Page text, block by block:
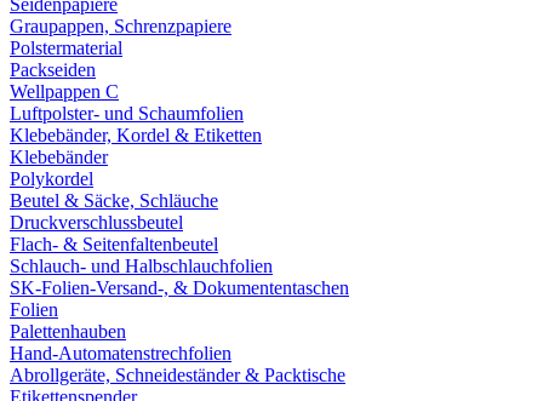
Seidenpapiere
Graupappen, Schrenzpapiere
Polstermaterial
Packseiden
Wellpappen C
Luftpolster- und Schaumfolien
Klebebänder, Kordel & Etiketten
Klebebänder
Polykordel
Beutel & Säcke, Schläuche
Druckverschlussbeutel
Flach- & Seitenfaltenbeutel
Schlauch- und Halbschlauchfolien
SK-Folien-Versand-, & Dokumententaschen
Folien
Palettenhauben
Hand-Automatenstrechfolien
Abrollgeräte, Schneideständer & Packtische